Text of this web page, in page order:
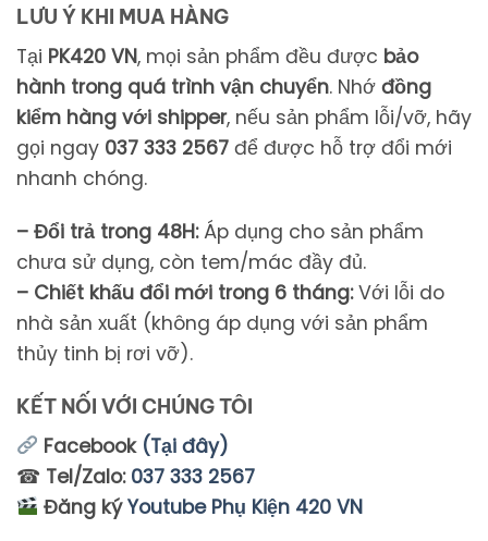
LƯU Ý KHI MUA HÀNG
Tại PK420 VN, mọi sản phẩm đều được bảo
hành trong quá trình vận chuyển. Nhớ đồng
kiểm hàng với shipper, nếu sản phẩm lỗi/vỡ, hãy
gọi ngay 037 333 2567 để được hỗ trợ đổi mới
nhanh chóng.
– Đổi trả trong 48H:Áp dụng cho sản phẩm
chưa sử dụng, còn tem/mác đầy đủ.
– Chiết khấu đổi mới trong 6 tháng:Với lỗi do
nhà sản xuất (không áp dụng với sản phẩm
thủy tinh bị rơi vỡ).
KẾT NỐI VỚI CHÚNG TÔI
Facebook(Tại đây)
☎ Tel/Zalo: 037 333 2567
Đăng kýYoutube Phụ Kiện 420 VN